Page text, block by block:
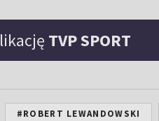
TVP SPORT
#ROBERT LEWANDOWSKI